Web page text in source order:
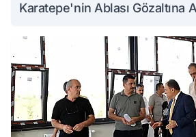
Karatepe'nin Ablası Gözaltına